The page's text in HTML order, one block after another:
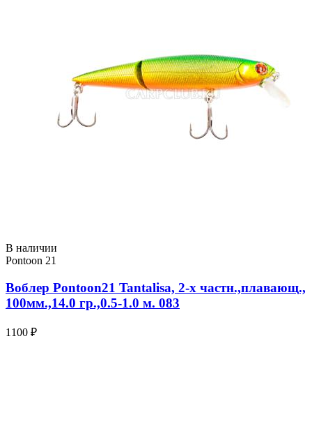
В наличии
Pontoon 21
Воблер Pontoon21 Tantalisa, 2-x частн.,плавающ.,
100мм.,14.0 гр.,0.5-1.0 м. 083
1100 ₽